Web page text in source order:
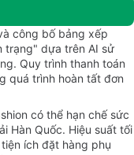
công bố bảng xếp
trạng" dựa trên AI sử
Quy trình thanh toán
quá trình hoàn tất đơn
có thể hạn chế sức
Hàn Quốc. Hiệu suất tối
ích đặt hàng phụ